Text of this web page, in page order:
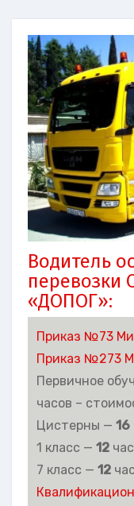
Водитель
перевозки
«ДОПОГ»:
Приказ №73
Приказ №273
Первичное
часов –
Цистерны — 16
1 класс — 12
7 класс — 12